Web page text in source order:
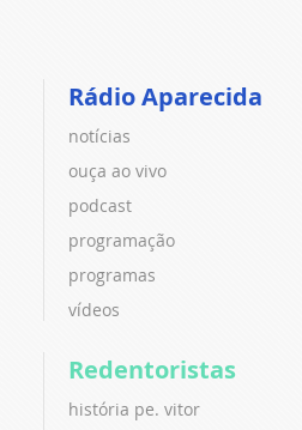
Rádio Aparecida
notícias
ouça ao vivo
podcast
programação
programas
vídeos
Redentoristas
história pe. vitor